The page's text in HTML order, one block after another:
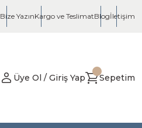
Bize YazınKargo ve TeslimatBlogİletişim
Üye Ol / Giriş Yap Sepetim